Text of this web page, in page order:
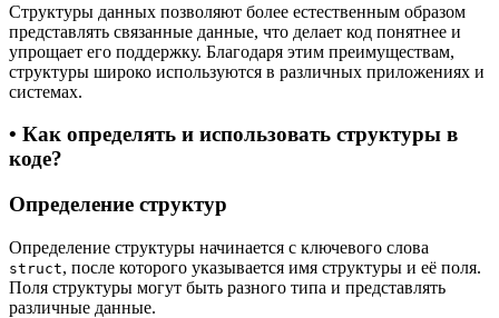
Структуры данных позволяют более естественным образом
представлять связанные данные, что делает код понятнее и
упрощает его поддержку. Благодаря этим преимуществам,
структуры широко используются в различных приложениях и
системах.
• Как определять и использовать структуры в
коде?
Определение структур
Определение структуры начинается с ключевого слова
struct, после которого указывается имя структуры и её поля.
Поля структуры могут быть разного типа и представлять
различные данные.